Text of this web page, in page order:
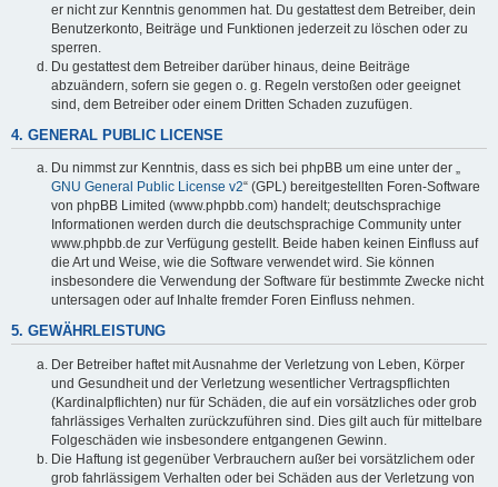
er nicht zur Kenntnis genommen hat. Du gestattest dem Betreiber, dein
Benutzerkonto, Beiträge und Funktionen jederzeit zu löschen oder zu
sperren.
Du gestattest dem Betreiber darüber hinaus, deine Beiträge
abzuändern, sofern sie gegen o. g. Regeln verstoßen oder geeignet
sind, dem Betreiber oder einem Dritten Schaden zuzufügen.
4. GENERAL PUBLIC LICENSE
Du nimmst zur Kenntnis, dass es sich bei phpBB um eine unter der „
GNU General Public License v2“ (GPL) bereitgestellten Foren-Software
von phpBB Limited (www.phpbb.com) handelt; deutschsprachige
Informationen werden durch die deutschsprachige Community unter
www.phpbb.de zur Verfügung gestellt. Beide haben keinen Einfluss auf
die Art und Weise, wie die Software verwendet wird. Sie können
insbesondere die Verwendung der Software für bestimmte Zwecke nicht
untersagen oder auf Inhalte fremder Foren Einfluss nehmen.
5. GEWÄHRLEISTUNG
Der Betreiber haftet mit Ausnahme der Verletzung von Leben, Körper
und Gesundheit und der Verletzung wesentlicher Vertragspflichten
(Kardinalpflichten) nur für Schäden, die auf ein vorsätzliches oder grob
fahrlässiges Verhalten zurückzuführen sind. Dies gilt auch für mittelbare
Folgeschäden wie insbesondere entgangenen Gewinn.
Die Haftung ist gegenüber Verbrauchern außer bei vorsätzlichem oder
grob fahrlässigem Verhalten oder bei Schäden aus der Verletzung von